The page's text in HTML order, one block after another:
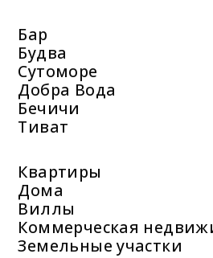
Бар
Будва
Сутоморе
Добра Вода
Бечичи
Тиват
Квартиры
Дома
Виллы
Коммерческая
Земельные участки